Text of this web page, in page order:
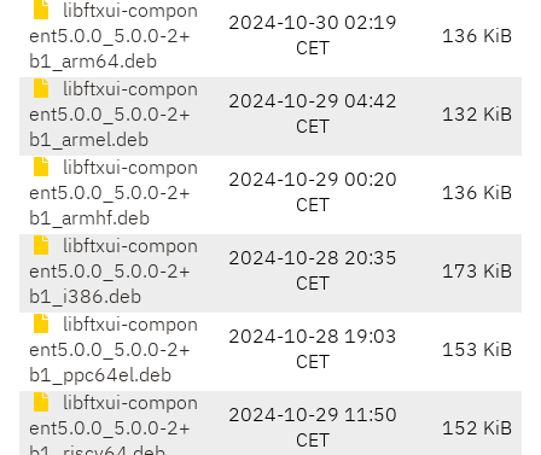
libftxui-compon
ent5.0.0_5.0.0-2+
b1_arm64.deb
2024-10-30 02:19
CET
136 KiB
libftxui-compon
ent5.0.0_5.0.0-2+
b1_armel.deb
2024-10-29 04:42
CET
132 KiB
libftxui-compon
ent5.0.0_5.0.0-2+
b1_armhf.deb
2024-10-29 00:20
CET
136 KiB
libftxui-compon
ent5.0.0_5.0.0-2+
b1_i386.deb
2024-10-28 20:35
CET
173 KiB
libftxui-compon
ent5.0.0_5.0.0-2+
b1_ppc64el.deb
2024-10-28 19:03
CET
153 KiB
libftxui-compon
ent5.0.0_5.0.0-2+
2024-10-29 11:50
CET
152 KiB